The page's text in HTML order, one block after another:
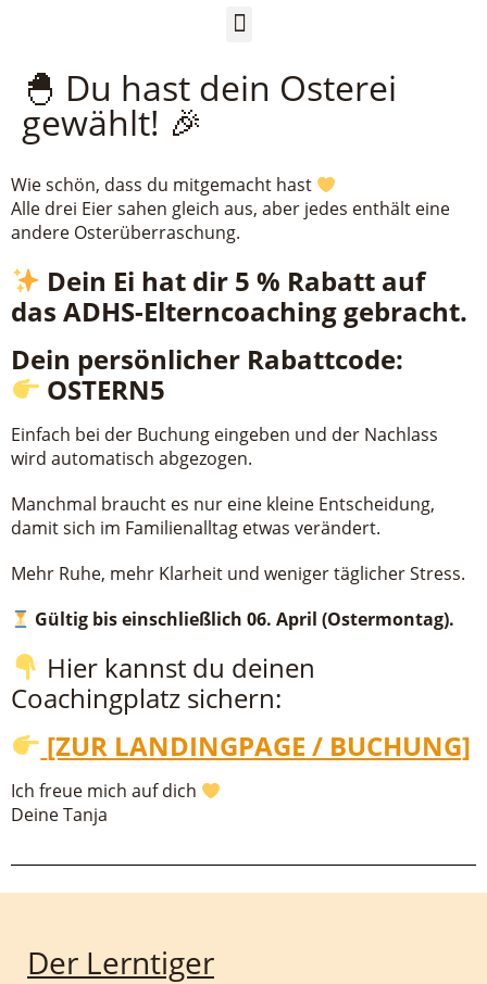
🐣 Du hast dein Osterei
gewählt! 🎉
Wie schön, dass du mitgemacht hast
Alle drei Eier sahen gleich aus, aber jedes enthält eine
andere Osterüberraschung.
Dein Ei hat dir 5 % Rabatt auf
das ADHS-Elterncoaching gebracht.
Dein persönlicher Rabattcode:
OSTERN5
Einfach bei der Buchung eingeben und der Nachlass
wird automatisch abgezogen.
Manchmal braucht es nur eine kleine Entscheidung,
damit sich im Familienalltag etwas verändert.
Mehr Ruhe, mehr Klarheit und weniger täglicher Stress.
Gültig bis einschließlich 06. April (Ostermontag).
Hier kannst du deinen
Coachingplatz sichern:
[ZUR LANDINGPAGE / BUCHUNG]
Ich freue mich auf dich
Deine Tanja
Der Lerntiger